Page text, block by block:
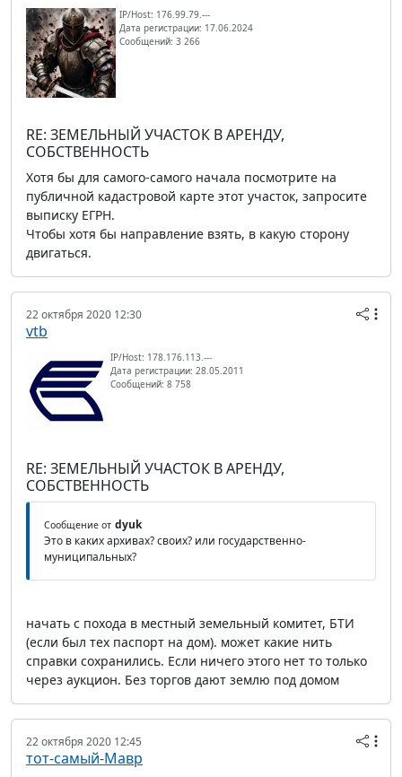
IP/Host: 176.99.79.---
Дата регистрации: 17.06.2024
Сообщений: 3 266
RE: ЗЕМЕЛЬНЫЙ УЧАСТОК В АРЕНДУ,
СОБСТВЕННОСТЬ
Хотя бы для самого-самого начала посмотрите на
публичной кадастровой карте этот участок, запросите
выписку ЕГРН.
Чтобы хотя бы направление взять, в какую сторону
двигаться.
22 октября 2020 12:30
vtb
IP/Host: 178.176.113.---
Дата регистрации: 28.05.2011
Сообщений: 8 758
RE: ЗЕМЕЛЬНЫЙ УЧАСТОК В АРЕНДУ,
СОБСТВЕННОСТЬ
Сообщение от dyuk
Это в каких архивах? своих? или государственно-
муниципальных?
начать с похода в местный земельный комитет, БТИ
(если был тех паспорт на дом). может какие нить
справки сохранились. Если ничего этого нет то только
через аукцион. Без торгов дают землю под домом
22 октября 2020 12:45
тот-самый-Мавр